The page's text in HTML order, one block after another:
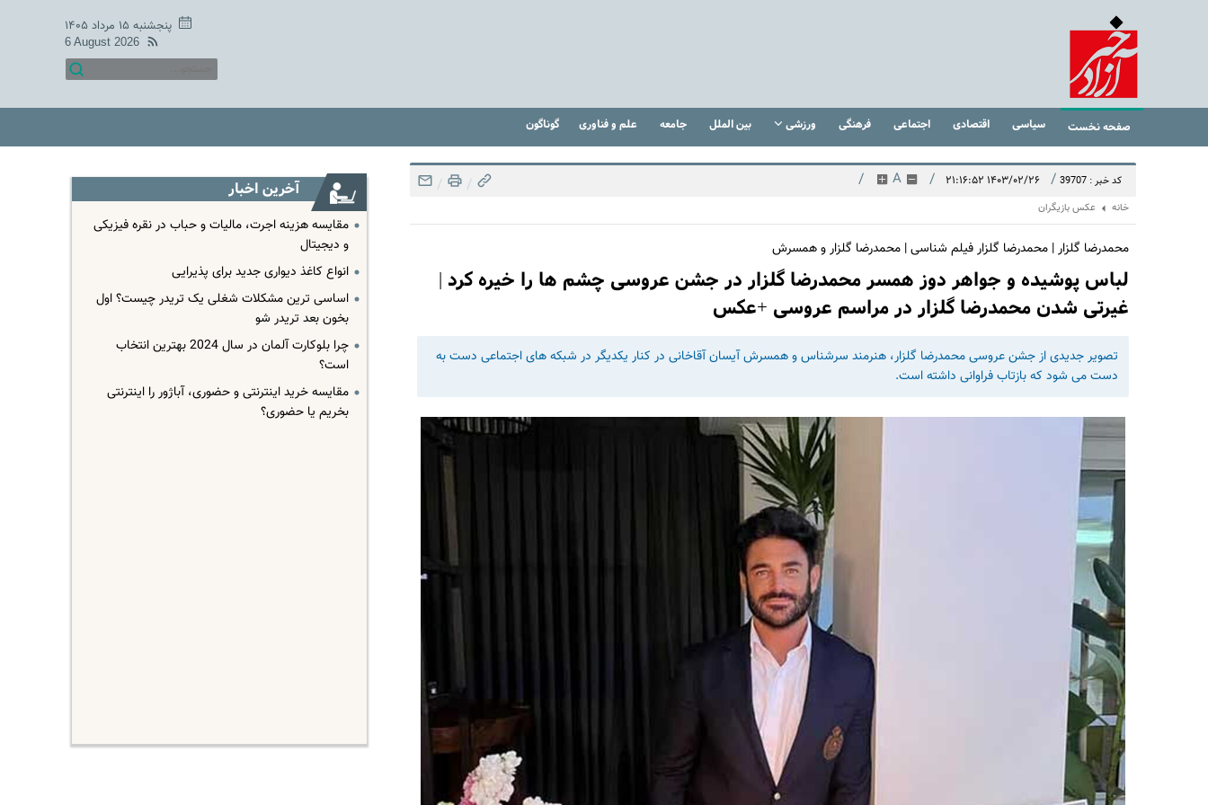
پنجشنبه ۱۵ مرداد ۱۴۰۵
6 August 2026
صفحه نخست سیاسی اقتصادی اجتماعی فرهنگی ورزشی بین الملل جامعه علم و فناوری گوناگون
کد خبر : 39707 / ۱۴۰۳/۰۲/۲۶ ۲۱:۱۶:۵۲ /
A
/
/
/
خانه عکس بازیگران
محمدرضا گلزار | محمدرضا گلزار فیلم شناسی | محمدرضا گلزار و همسرش
لباس پوشیده و جواهر دوز همسر محمدرضا گلزار در جشن عروسی چشم ها را خیره کرد |
غیرتی شدن محمدرضا گلزار در مراسم عروسی +عکس
تصویر جدیدی از جشن عروسی محمدرضا گلزار، هنرمند سرشناس و همسرش آیسان آقاخانی در کنار یکدیگر در شبکه های اجتماعی دست به
دست می شود که بازتاب فراوانی داشته است.
آخرین اخبار
مقایسه هزینه اجرت، مالیات و حباب در نقره فیزیکی
و دیجیتال
انواع کاغذ دیواری جدید برای پذیرایی
اساسی ترین مشکلات شغلی یک تریدر چیست؟ اول
بخون بعد تریدر شو
چرا بلوکارت آلمان در سال 2024 بهترین انتخاب
است؟
مقایسه خرید اینترنتی و حضوری، آباژور را اینترنتی
بخریم یا حضوری؟